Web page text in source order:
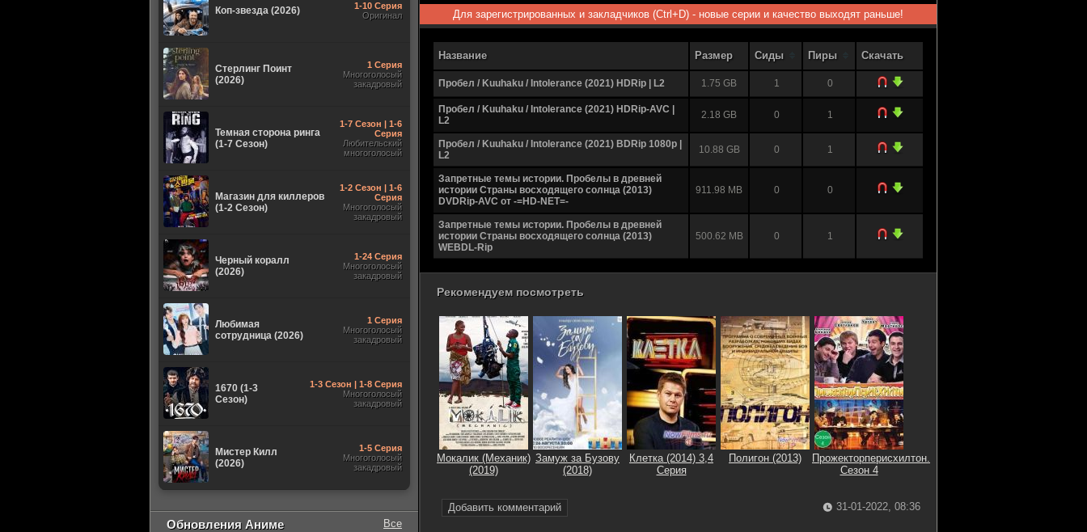
Для зарегистрированных и закладчиков (Ctrl+D) - новые серии и качество выходят раньше!
Название Размер Сиды Пиры Скачать
Пробел / Kuuhaku / Intolerance (2021) HDRip | L2 1.75 GB 1 0
Пробел / Kuuhaku / Intolerance (2021) HDRip-AVC |
L2
2.18 GB 0 1
Пробел / Kuuhaku / Intolerance (2021) BDRip 1080p |
L2
10.88 GB 0 1
Запретные темы истории. Пробелы в древней
истории Страны восходящего солнца (2013)
DVDRip-AVC от -=HD-NET=-
911.98 MB 0 0
Запретные темы истории. Пробелы в древней
истории Страны восходящего солнца (2013)
WEBDL-Rip
500.62 MB 0 1
Рекомендуем посмотреть
Мокалик (Механик)
(2019)
Замуж за Бузову
(2018)
Клетка (2014) 3,4
Серия
Полигон (2013)
Прожекторперисхилтон.
Сезон 4
Добавить комментарий 31-01-2022, 08:36
Коп-звезда (2026)
1-10 Серия
Оригинал
Стерлинг Поинт
(2026)
1 Серия
Многоголосый
закадровый
Темная сторона ринга
(1-7 Сезон)
1-7 Сезон | 1-6
Серия
Любительский
многоголосый
Магазин для киллеров
(1-2 Сезон)
1-2 Сезон | 1-6
Серия
Многоголосый
закадровый
Черный коралл
(2026)
1-24 Серия
Многоголосый
закадровый
Любимая
сотрудница (2026)
1 Серия
Многоголосый
закадровый
1670 (1-3
Сезон)
1-3 Сезон | 1-8 Серия
Многоголосый
закадровый
Мистер Килл
(2026)
1-5 Серия
Многоголосый
закадровый
Обновления Аниме Все